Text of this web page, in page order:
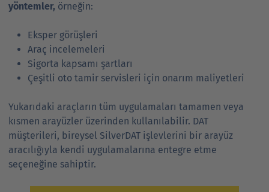
yöntemler, örneğin:
Eksper görüşleri
Araç incelemeleri
Sigorta kapsamı şartları
Çeşitli oto tamir servisleri için onarım maliyetleri
Yukarıdaki araçların tüm uygulamaları tamamen veya
kısmen arayüzler üzerinden kullanılabilir. DAT
müşterileri, bireysel SilverDAT işlevlerini bir arayüz
aracılığıyla kendi uygulamalarına entegre etme
seçeneğine sahiptir.